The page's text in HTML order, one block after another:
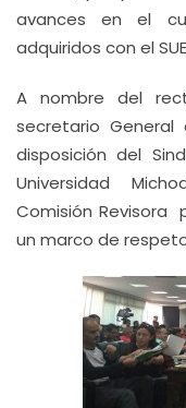
avances en el
adquiridos con el
A nombre del
secretario General
disposición del
Universidad
Comisión Revisora
un marco de